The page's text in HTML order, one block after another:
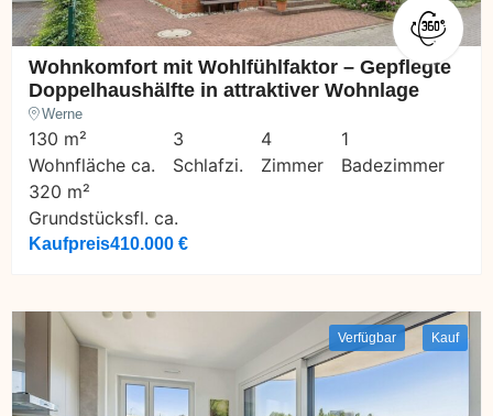
Wohnkomfort mit Wohlfühlfaktor – Gepflegte
Doppelhaushälfte in attraktiver Wohnlage
Werne
130 m²
Wohnfläche ca.
3
Schlafzi.
4
Zimmer
1
Badezimmer
320 m²
Grundstücksfl. ca.
Kaufpreis410.000 €
Verfügbar Kauf